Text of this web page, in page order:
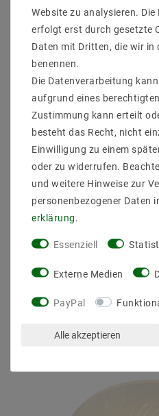
Gewicht Netto (KG) : 0,64
Spannungeingang (Volt) :
Schutzart : IP20
Leuchtmittel Austauschbar :
Anzahl Flammen : 1
Leistung : for 1xE27,
Leuchtmittel : Leuchtmittel
ZULETZT
Artikelpaket
Website zu analysieren.
erfolgt erst durch gesetzte
Daten mit Dritten, die wir in
benennen.
Die Datenverarbeitung
aufgrund eines
Zustimmung kann erteilt
besteht das Recht, nicht
Einwilligung zu einem
oder zu widerrufen.
und weitere Hinweise zur
personenbezogener Daten
erklärung.
Essenziell
Externe Medien
PayPal
Alle akzeptieren